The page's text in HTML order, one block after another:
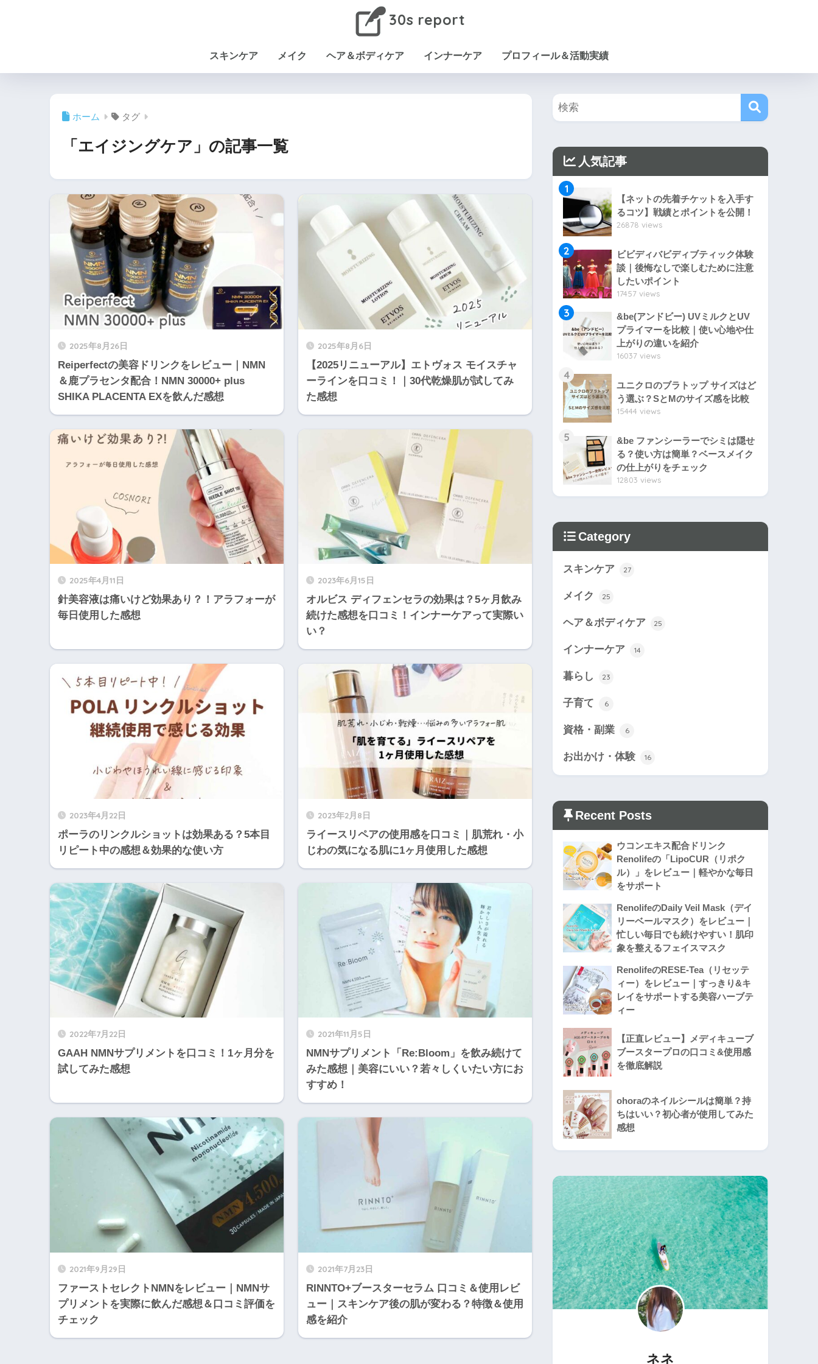
30s report
スキンケア メイク ヘア＆ボディケア インナーケア プロフィール＆活動実績
ホーム タグ
「エイジングケア」の記事一覧
2025年8月26日
Reiperfectの美容ドリンクをレビュー｜NMN
＆鹿プラセンタ配合！NMN 30000+ plus
SHIKA PLACENTA EXを飲んだ感想
2025年8月6日
【2025リニューアル】エトヴォス モイスチャ
ーラインを口コミ！｜30代乾燥肌が試してみ
た感想
2025年4月11日
針美容液は痛いけど効果あり？！アラフォーが
毎日使用した感想
2023年6月15日
オルビス ディフェンセラの効果は？5ヶ月飲み
続けた感想を口コミ！インナーケアって実際い
い？
2023年4月22日
ポーラのリンクルショットは効果ある？5本目
リピート中の感想＆効果的な使い方
2023年2月8日
ライースリペアの使用感を口コミ｜肌荒れ・小
じわの気になる肌に1ヶ月使用した感想
2022年7月22日
GAAH NMNサプリメントを口コミ！1ヶ月分を
試してみた感想
2021年11月5日
NMNサプリメント「Re:Bloom」を飲み続けて
みた感想｜美容にいい？若々しくいたい方にお
すすめ！
2021年9月29日
ファーストセレクトNMNをレビュー｜NMNサ
プリメントを実際に飲んだ感想＆口コミ評価を
チェック
2021年7月23日
RINNTO+ブースターセラム 口コミ＆使用レビ
ュー｜スキンケア後の肌が変わる？特徴＆使用
感を紹介
人気記事
1
【ネットの先着チケットを入手す
るコツ】戦績とポイントを公開！
26878 views
2
ビビディバビディブティック体験
談｜後悔なしで楽しむために注意
したいポイント
17457 views
3
&be(アンドビー) UVミルクとUV
プライマーを比較｜使い心地や仕
上がりの違いを紹介
16037 views
4
ユニクロのブラトップ サイズはど
う選ぶ？SとMのサイズ感を比較
15444 views
5
&be ファンシーラーでシミは隠せ
る？使い方は簡単？ベースメイク
の仕上がりをチェック
12803 views
Category
スキンケア 27
メイク 25
ヘア＆ボディケア 25
インナーケア 14
暮らし 23
子育て 6
資格・副業 6
お出かけ・体験 16
Recent Posts
ウコンエキス配合ドリンク
Renolifeの「LipoCUR（リポク
ル）」をレビュー｜軽やかな毎日
をサポート
RenolifeのDaily Veil Mask（デイ
リーベールマスク）をレビュー｜
忙しい毎日でも続けやすい！肌印
象を整えるフェイスマスク
RenolifeのRESE-Tea（リセッテ
ィー）をレビュー｜すっきり&キ
レイをサポートする美容ハーブテ
ィー
【正直レビュー】メディキューブ
ブースタープロの口コミ&使用感
を徹底解説
ohoraのネイルシールは簡単？持
ちはいい？初心者が使用してみた
感想
ネネ